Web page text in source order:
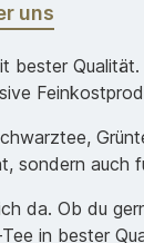
uns
bester
auch
da. Ob du
in bester